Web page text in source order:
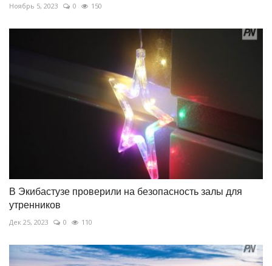
Ноябрь 5, 2023 0 150
В Экибастузе проверили на безопасность залы для
утренников
Дек 25, 2023 0 110